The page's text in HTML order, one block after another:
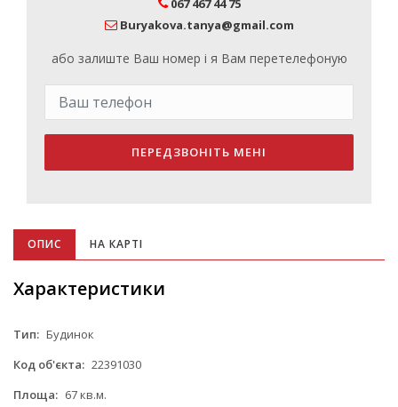
067 467 44 75
Buryakova.tanya@gmail.com
або залиште Ваш номер і я Вам перетелефоную
ПЕРЕДЗВОНІТЬ МЕНІ
ОПИС НА КАРТІ
Характеристики
Тип: Будинок
Код об'єкта: 22391030
Площа: 67 кв.м.